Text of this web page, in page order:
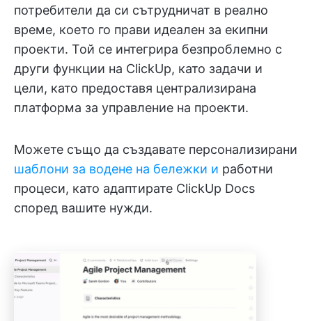
потребители да си сътрудничат в реално
време, което го прави идеален за екипни
проекти. Той се интегрира безпроблемно с
други функции на ClickUp, като задачи и
цели, като предоставя централизирана
платформа за управление на проекти.
Можете също да създавате персонализирани
шаблони за водене на бележки и работни
процеси, като адаптирате ClickUp Docs
според вашите нужди.